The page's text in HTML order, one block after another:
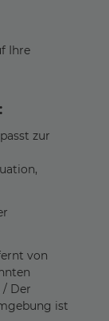
Ihre
zur
von
Der
ist